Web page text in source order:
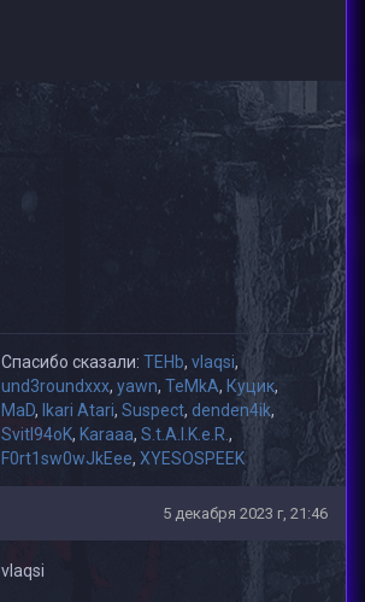
Спасибо сказали: TEHb, vlaqsi,
und3roundxxx, yawn, TeMkA, Куцик,
MaD, Ikari Atari, Suspect, denden4ik,
Svitl94oK, Karaaa, S.t.A.l.K.e.R.,
F0rt1sw0wJkEee, XYESOSPEEK
5 декабря 2023 г, 21:46
vlaqsi